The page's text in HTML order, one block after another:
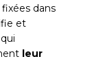
dans
et
leur